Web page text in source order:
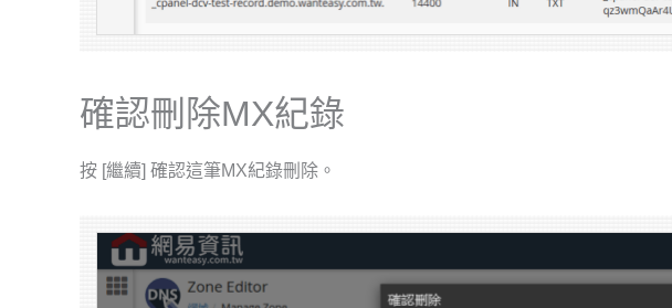
確認刪除MX紀錄
按 [繼續] 確認這筆MX紀錄刪除。